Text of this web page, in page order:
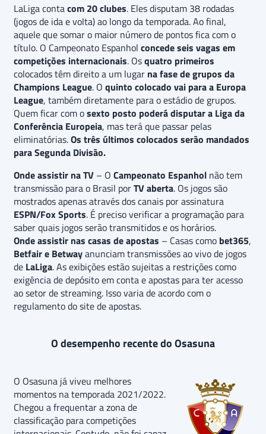
LaLiga contacom 20 clubes. Eles disputam 38 rodadas
(jogos de ida e volta) ao longo da temporada. Ao final,
aquele que somar o maior número de pontos fica com o
título. O Campeonato Espanhol concede seis vagas em
competições internacionais. Osquatro primeiros
colocados têm direito a um lugar na fase de grupos da
Champions League. O quinto colocado vai para a Europa
League, também diretamente para o estádio de grupos.
Quem ficar com osexto posto poderá disputar a Liga da
Conferência Europeia, mas terá que passar pelas
eliminatórias.Os três últimos colocados serão mandados
para Segunda Divisão.
Onde assistir na TV – O Campeonato Espanhol não tem
transmissão para o Brasil porTV aberta. Os jogos são
mostrados apenas através dos canais por assinatura
ESPN/Fox Sports. É preciso verificar a programação para
saber quais jogos serão transmitidos e os horários.
Onde assistir nas casas de apostas – Casas como bet365,
Betfair e Betwayanunciam transmissões ao vivo de jogos
de LaLiga. As exibições estão sujeitas a restrições como
exigência de depósito em conta e apostas para ter acesso
ao setor de streaming. Isso varia de acordo com o
regulamento do site de apostas.
O desempenho recente do Osasuna
O Osasuna já viveu melhores
momentos na temporada 2021/2022.
Chegou a frequentar a zona de
classificação para competições